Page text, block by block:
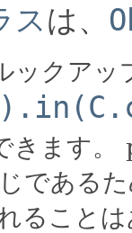
スは、
ックアッ
きます。
である
ること